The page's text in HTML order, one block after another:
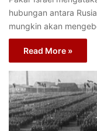
hubungan antara
mungkin akan
Read More »